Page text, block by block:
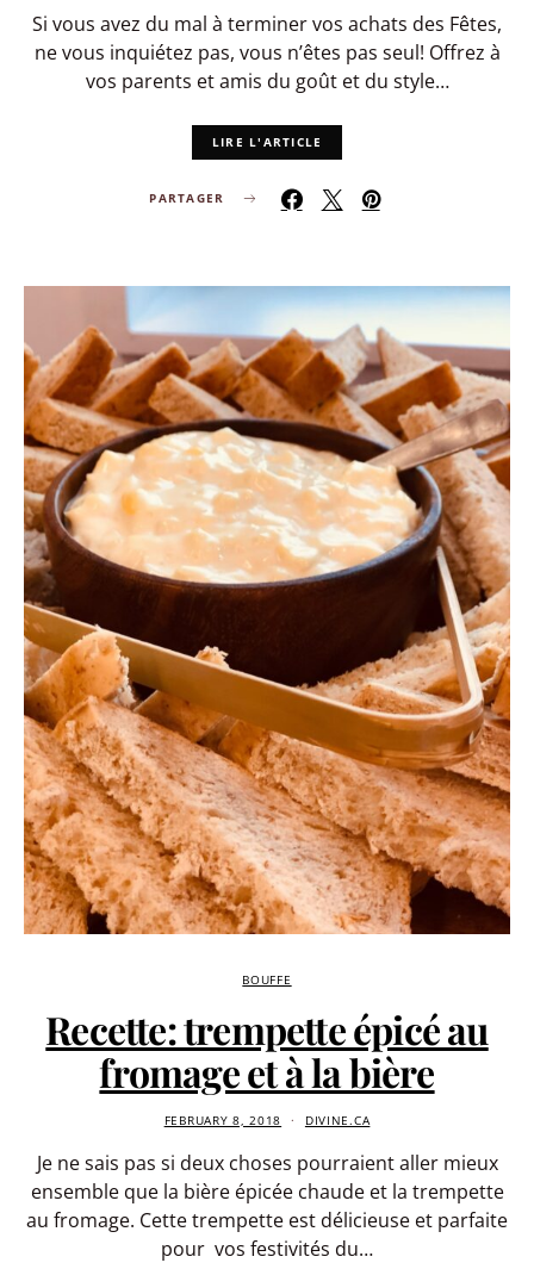
Si vous avez du mal à terminer vos achats des Fêtes,
ne vous inquiétez pas, vous n’êtes pas seul! Offrez à
vos parents et amis du goût et du style…
LIRE L'ARTICLE
PARTAGER
BOUFFE
Recette: trempette épicé au
fromage et à la bière
FEBRUARY 8, 2018 DIVINE.CA
Je ne sais pas si deux choses pourraient aller mieux
ensemble que la bière épicée chaude et la trempette
au fromage. Cette trempette est délicieuse et parfaite
pour vos festivités du…